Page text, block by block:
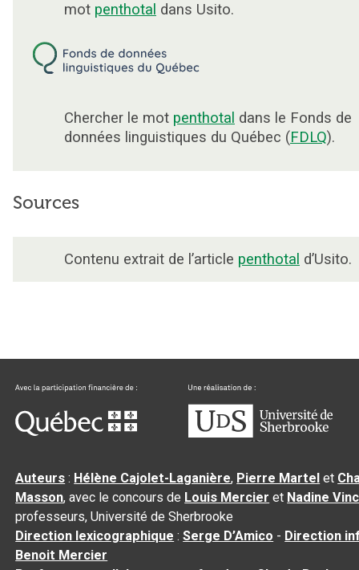
mot penthotal dans Usito.
Chercher le mot penthotal dans le Fonds de
données linguistiques du Québec (FDLQ).
Sources
Contenu extrait de l’article penthotal d’Usito.
Auteurs : Hélène Cajolet-Laganière, Pierre Martel et
Masson, avec le concours de Louis Mercier et Nadine
professeurs, Université de Sherbrooke
Direction lexicographique :Serge D’Amico - Direction
Benoit Mercier